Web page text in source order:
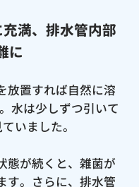
満、排水管内部
に
放置すれば自然に溶
水は少しずつ引いて
いました。
態が続くと、雑菌が
す。さらに、排水管